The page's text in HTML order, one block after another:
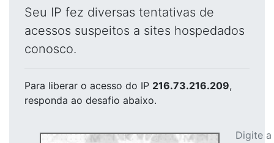
Seu IP fez diversas tentativas de
acessos suspeitos a sites hospedados
conosco.
Para liberar o acesso do IP 216.73.216.209,
responda ao desafio abaixo.
Digite